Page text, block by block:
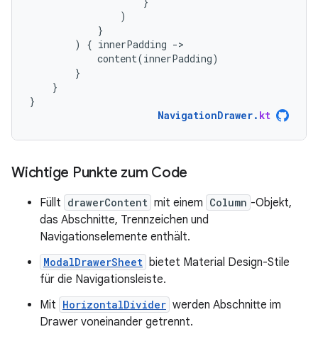
)
}
)
{ innerPadding -
content(innerPadding)
}
}
}
NavigationDrawer. kt
Wichtige Punkte zum Code
Füllt drawerContent mit einem Column -Objekt,
das Abschnitte, Trennzeichen und
Navigationselemente enthält.
ModalDrawerSheet bietet Material Design-Stile
für die Navigationsleiste.
Mit HorizontalDivider werden Abschnitte im
Drawer voneinander getrennt.